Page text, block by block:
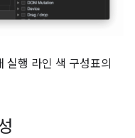
실행 라인 색 구성표의